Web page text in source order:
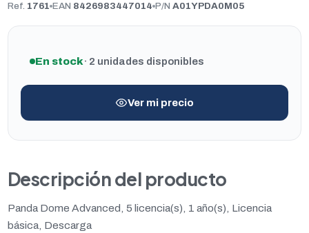
Ref. 1761 EAN 8426983447014 P/N A01YPDA0M05
En stock· 2 unidades disponibles
Ver mi precio
Descripción del producto
Panda Dome Advanced, 5 licencia(s), 1 año(s), Licencia
básica, Descarga